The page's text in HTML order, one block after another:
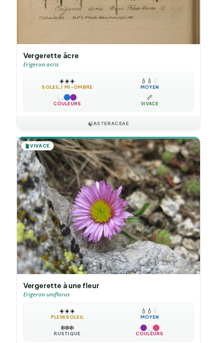
Vergerette âcre
Erigeron acris
☀️☀️☀️
SOLEIL / MI-OMBRE
💧 💧 💧
MOYEN
COULEURS
📏
VIVACE
🍃ASTERACEAE
🪴VIVACE
Vergerette à une fleur
Erigeron uniflorus
☀️☀️☀️
PLEIN SOLEIL
💧 💧 💧
MOYEN
❄️❄️❄️
RUSTIQUE COULEURS